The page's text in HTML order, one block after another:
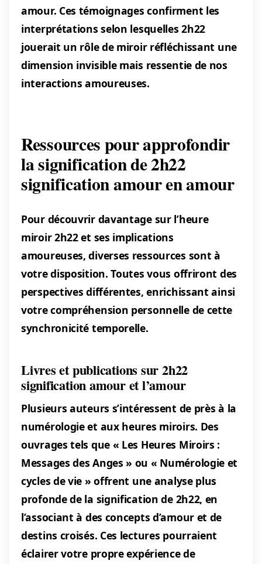
amour. Ces témoignages confirment les
interprétations selon lesquelles 2h22
jouerait un rôle de miroir réfléchissant une
dimension invisible mais ressentie de nos
interactions amoureuses.
Ressources pour approfondir
la signification de 2h22
signification amour en amour
Pour découvrir davantage sur l’heure
miroir 2h22 et ses implications
amoureuses, diverses ressources sont à
votre disposition. Toutes vous offriront des
perspectives différentes, enrichissant ainsi
votre compréhension personnelle de cette
synchronicité temporelle.
Livres et publications sur 2h22
signification amour et l’amour
Plusieurs auteurs s’intéressent de près à la
numérologie et aux heures miroirs. Des
ouvrages tels que « Les Heures Miroirs :
Messages des Anges » ou « Numérologie et
cycles de vie » offrent une analyse plus
profonde de la signification de 2h22, en
l’associant à des concepts d’amour et de
destins croisés. Ces lectures pourraient
éclairer votre propre expérience de